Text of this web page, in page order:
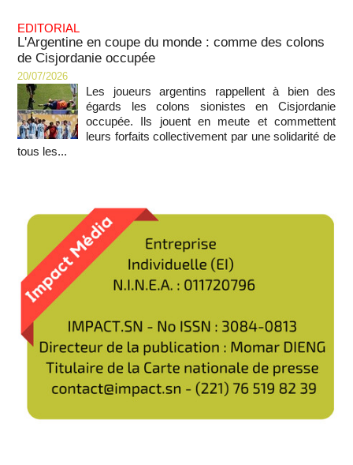
EDITORIAL
L'Argentine en coupe du monde : comme des colons
de Cisjordanie occupée
20/07/2026
Les joueurs argentins rappellent à bien des
égards les colons sionistes en Cisjordanie
occupée. Ils jouent en meute et commettent
leurs forfaits collectivement par une solidarité de
tous les...